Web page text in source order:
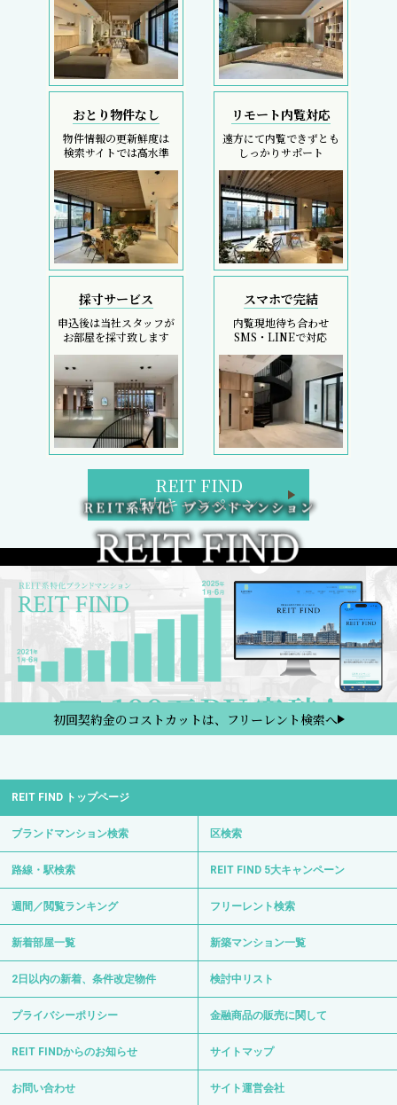
おとり物件なし
物件情報の更新鮮度は
検索サイトでは高水準
リモート内覧対応
遠方にて内覧できずとも
しっかりサポート
採寸サービス
申込後は当社スタッフが
お部屋を採寸致します
スマホで完結
内覧現地待ち合わせ
SMS・LINEで対応
REIT FIND
5大キャンペーン
初回契約金のコストカットは、フリーレント検索へ
REIT FIND トップページ
ブランドマンション検索 区検索
路線・駅検索 REIT FIND 5大キャンペーン
週間／閲覧ランキング フリーレント検索
新着部屋一覧 新築マンション一覧
2日以内の新着、条件改定物件 検討中リスト
プライバシーポリシー 金融商品の販売に関して
REIT FINDからのお知らせ サイトマップ
お問い合わせ サイト運営会社